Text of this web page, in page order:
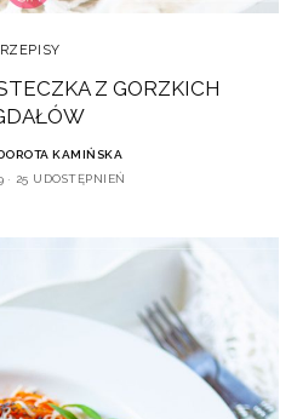
Z GORZKICH
KAMIŃSKA
25 UDOSTĘPNIEŃ